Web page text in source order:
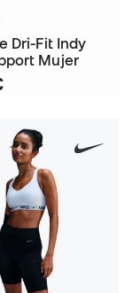
Dri-Fit Indy
Mujer